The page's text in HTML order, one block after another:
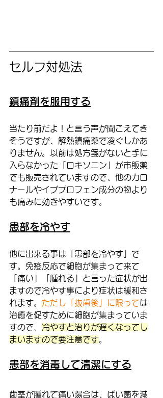
セルフ対処法
鎮痛剤を服用する
当たり前だよ！と言う声が聞こえてき
そうですが、解熱鎮痛薬で凌ぐしかあ
りません。以前は処方箋がないと手に
入らなかった「ロキソニン」が市販薬
でも販売されていますので、他のカロ
ナールやイブプロフェン成分の物より
も痛みに効きやすいです。
患部を冷やす
他に出来る事は「患部を冷やす」で
す。免疫反応で細胞が集まって来て
「痛い」「腫れる」と言った症状が出
ますので冷やす事により症状は緩和さ
れます。 ただし「抜歯後」に限っては
治癒を促すために細胞が集まっていま
すので、 冷やすと治りが遅くなってし
まいますので要注意です。
患部を消毒して清潔にする
歯茎が腫れて痛い場合は、ばい菌を減